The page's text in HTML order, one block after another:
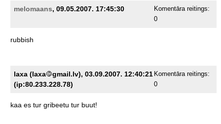
melomaans, 09.05.2007. 17:45:30
Komentāra reitings:
0
rubbish
laxa (laxa
gmail.lv), 03.09.2007. 12:40:21
(ip:80.233.228.78)
Komentāra reitings:
0
kaa es tur gribeetu tur buut!